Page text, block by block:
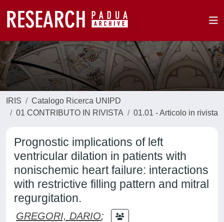
IRIS
Catalogo Ricerca UNIPD
01 CONTRIBUTO IN RIVISTA
01.01 - Articolo in rivista
Prognostic implications of left
ventricular dilation in patients with
nonischemic heart failure: interactions
with restrictive filling pattern and mitral
regurgitation.
GREGORI, DARIO;